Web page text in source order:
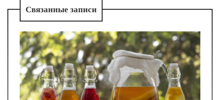
Связанные записи